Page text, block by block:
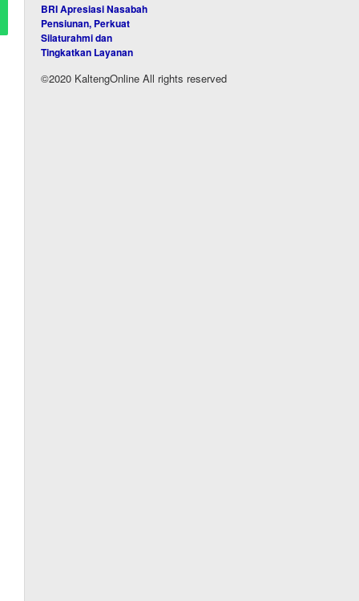
BRI Apresiasi Nasabah
Pensiunan, Perkuat
Silaturahmi dan
Tingkatkan Layanan
©2020 KaltengOnline All rights reserved